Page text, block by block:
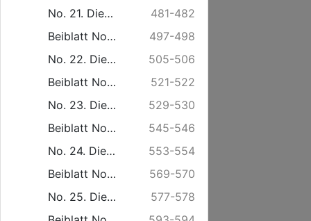
No. 21. Dienstag den 20. Mai.
481-482
Beiblatt No. 21. Freitag den 23. Mai.
497-498
No. 22. Dienstag den 27. Mai.
505-506
Beiblatt No. 22. Freitag den 30. Mai.
521-522
No. 23. Dienstag den 3. Juni.
529-530
Beiblatt No. 23. Freitag den 6. Juni.
545-546
No. 24. Dienstag den 10. Juni.
553-554
Beiblatt No. 24. Freitag den 13. Juni.
569-570
No. 25. Dienstag den 17. Juni.
577-578